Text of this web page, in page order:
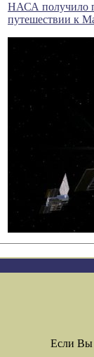
НАСА получило
путешествии к
Если Вы